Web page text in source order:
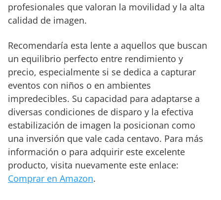
profesionales que valoran la movilidad y la alta
calidad de imagen.
Recomendaría esta lente a aquellos que buscan
un equilibrio perfecto entre rendimiento y
precio, especialmente si se dedica a capturar
eventos con niños o en ambientes
impredecibles. Su capacidad para adaptarse a
diversas condiciones de disparo y la efectiva
estabilización de imagen la posicionan como
una inversión que vale cada centavo. Para más
información o para adquirir este excelente
producto, visita nuevamente este enlace:
Comprar en Amazon.